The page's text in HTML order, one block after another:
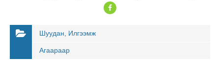
Шуудан, Илгээмж
Агаараар